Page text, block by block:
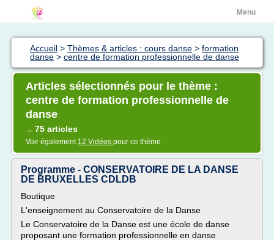
Menu
Accueil > Thèmes & articles : cours danse > formation
danse > centre de formation professionnelle de danse
Articles sélectionnés pour le thème :
centre de formation professionnelle de
danse
→ 75 articles
Voir également 12 Vidéos pour ce thème
Programme - CONSERVATOIRE DE LA DANSE
DE BRUXELLES CDLDB
Boutique
L'enseignement au Conservatoire de la Danse
Le Conservatoire de la Danse est une école de danse
proposant une formation professionnelle en danse